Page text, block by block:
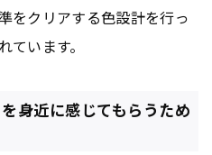
をクリアする色設計を行っ
います。
身近に感じてもらうため